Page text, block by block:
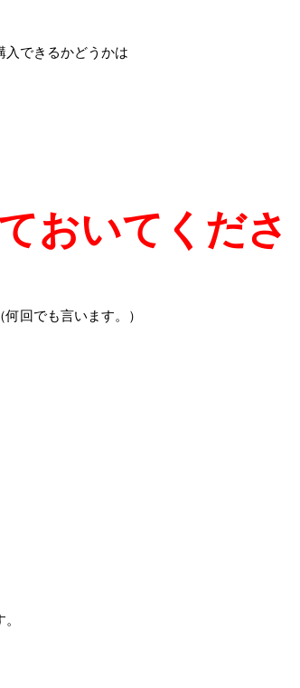
入できるかどうかは
おいてくださ
回でも言います。）